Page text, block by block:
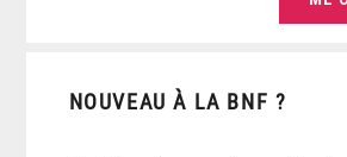
NOUVEAU À LA BNF ?